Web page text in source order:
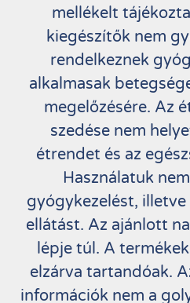
mellékelt
kiegészítők nem
rendelkeznek
alkalmasak
megelőzésére. Az
szedése nem
étrendet és az
Használatuk
gyógykezelést, illetve
ellátást. Az ajánlott
lépje túl. A
elzárva tartandóak.
információk nem a